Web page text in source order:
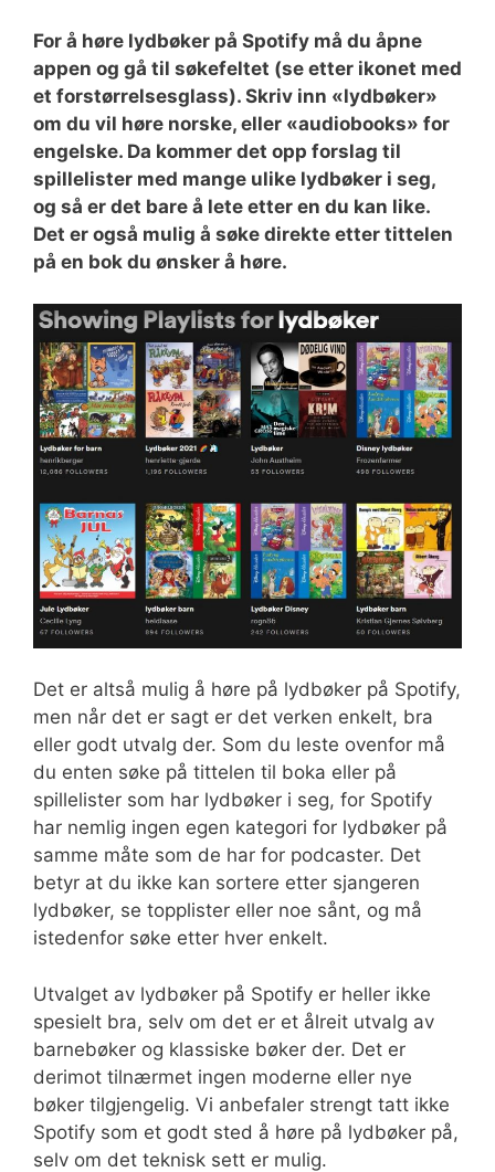
For å høre lydbøker på Spotify må du åpne
appen og gå til søkefeltet (se etter ikonet med
et forstørrelsesglass). Skriv inn «lydbøker»
om du vil høre norske, eller «audiobooks» for
engelske. Da kommer det opp forslag til
spillelister med mange ulike lydbøker i seg,
og så er det bare å lete etter en du kan like.
Det er også mulig å søke direkte etter tittelen
på en bok du ønsker å høre.
Det er altså mulig å høre på lydbøker på Spotify,
men når det er sagt er det verken enkelt, bra
eller godt utvalg der. Som du leste ovenfor må
du enten søke på tittelen til boka eller på
spillelister som har lydbøker i seg, for Spotify
har nemlig ingen egen kategori for lydbøker på
samme måte som de har for podcaster. Det
betyr at du ikke kan sortere etter sjangeren
lydbøker, se topplister eller noe sånt, og må
istedenfor søke etter hver enkelt.
Utvalget av lydbøker på Spotify er heller ikke
spesielt bra, selv om det er et ålreit utvalg av
barnebøker og klassiske bøker der. Det er
derimot tilnærmet ingen moderne eller nye
bøker tilgjengelig. Vi anbefaler strengt tatt ikke
Spotify som et godt sted å høre på lydbøker på,
selv om det teknisk sett er mulig.